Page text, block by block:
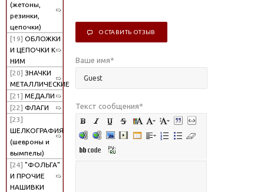
(жетоны,
резинки,
цепочки)
[19] ОБЛОЖКИ
И ЦЕПОЧКИ К
НИМ
[20] ЗНАЧКИ
МЕТАЛЛИЧЕСКИЕ
[21] МЕДАЛИ
[22] ФЛАГИ
[23]
ШЕЛКОГРАФИЯ
(шевроны и
вымпелы)
[24] "ФОЛЬГА"
И ПРОЧИЕ
НАШИВКИ
ОСТАВИТЬ ОТЗЫВ
Ваше имя*
Текст сообщения*